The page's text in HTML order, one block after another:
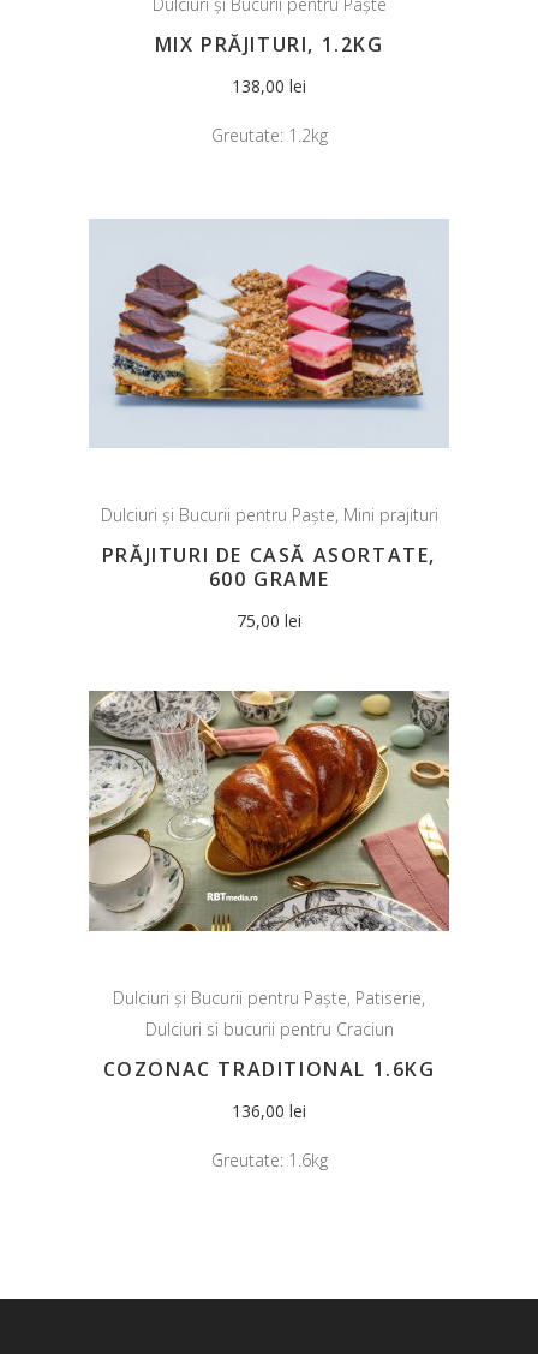
MIX PRĂJITURI, 1.2KG
138,00 lei
Greutate: 1.2kg
Dulciuri și Bucurii pentru Paște, Mini prajituri
PRĂJITURI DE CASĂ ASORTATE,
600 GRAME
75,00 lei
Dulciuri și Bucurii pentru Paște, Patiserie,
Dulciuri si bucurii pentru Craciun
COZONAC TRADITIONAL 1.6KG
136,00 lei
Greutate: 1.6kg